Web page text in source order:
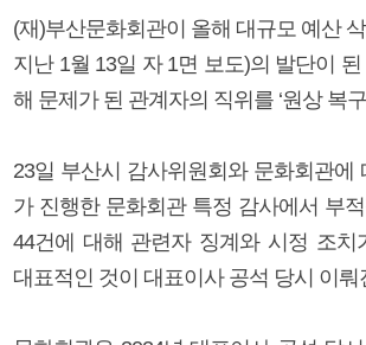
(재)부산문화회관이 올해 대규모 예산
지난 1월 13일 자 1면 보도)의 발단이
해 문제가 된 관계자의 직위를 ‘원상 복
23일 부산시 감사위원회와 문화회관에
가 진행한 문화회관 특정 감사에서 부
44건에 대해 관련자 징계와 시정 조치
대표적인 것이 대표이사 공석 당시 이뤄